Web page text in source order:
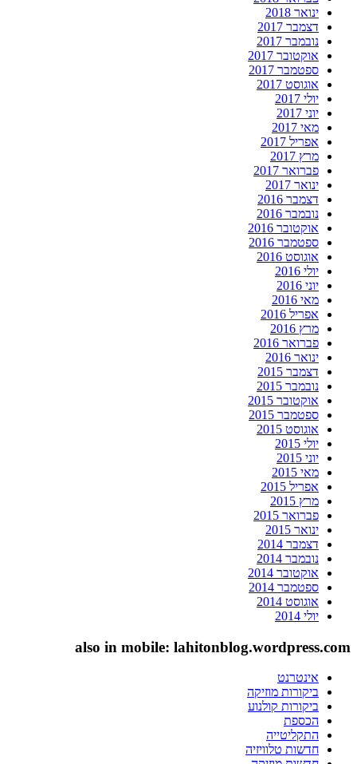
ינואר 2018
דצמבר 2017
נובמבר 2017
אוקטובר 2017
ספטמבר 2017
אוגוסט 2017
יולי 2017
יוני 2017
מאי 2017
אפריל 2017
מרץ 2017
פברואר 2017
ינואר 2017
דצמבר 2016
נובמבר 2016
אוקטובר 2016
ספטמבר 2016
אוגוסט 2016
יולי 2016
יוני 2016
מאי 2016
אפריל 2016
מרץ 2016
פברואר 2016
ינואר 2016
דצמבר 2015
נובמבר 2015
אוקטובר 2015
ספטמבר 2015
אוגוסט 2015
יולי 2015
יוני 2015
מאי 2015
אפריל 2015
מרץ 2015
פברואר 2015
ינואר 2015
דצמבר 2014
נובמבר 2014
אוקטובר 2014
ספטמבר 2014
אוגוסט 2014
יולי 2014
also in mobile: lahitonblog.wordpress.com
אינטרנט
ביקורות מוזיקה
ביקורות קולנוע
הכספת
התקליטייה
חדשות טלוויזיה